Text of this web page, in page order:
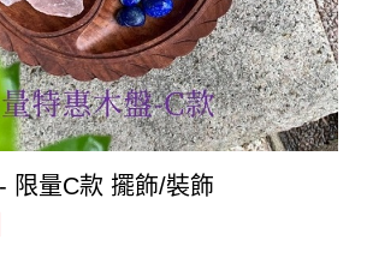
限量C款 擺飾/裝飾